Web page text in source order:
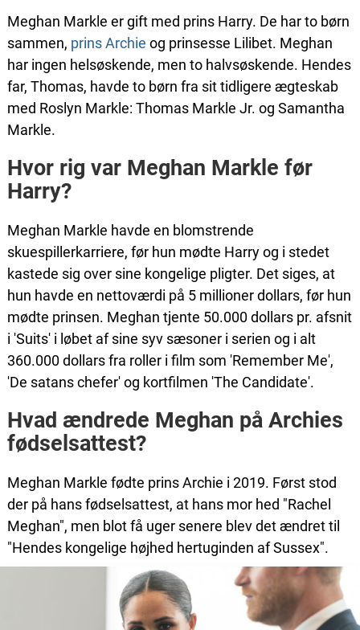
Meghan Markle er gift med prins Harry. De har to børn
sammen, prins Archie og prinsesse Lilibet. Meghan
har ingen helsøskende, men to halvsøskende. Hendes
far, Thomas, havde to børn fra sit tidligere ægteskab
med Roslyn Markle: Thomas Markle Jr. og Samantha
Markle.
Hvor rig var Meghan Markle før
Harry?
Meghan Markle havde en blomstrende
skuespillerkarriere, før hun mødte Harry og i stedet
kastede sig over sine kongelige pligter. Det siges, at
hun havde en nettoværdi på 5 millioner dollars, før hun
mødte prinsen. Meghan tjente 50.000 dollars pr. afsnit
i 'Suits' i løbet af sine syv sæsoner i serien og i alt
360.000 dollars fra roller i film som 'Remember Me',
'De satans chefer' og kortfilmen 'The Candidate'.
Hvad ændrede Meghan på Archies
fødselsattest?
Meghan Markle fødte prins Archie i 2019. Først stod
der på hans fødselsattest, at hans mor hed "Rachel
Meghan", men blot få uger senere blev det ændret til
"Hendes kongelige højhed hertuginden af Sussex".